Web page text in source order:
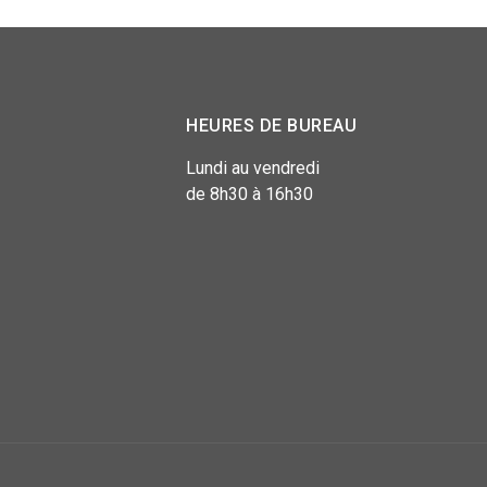
HEURES DE BUREAU
Lundi au vendredi
de 8h30 à 16h30